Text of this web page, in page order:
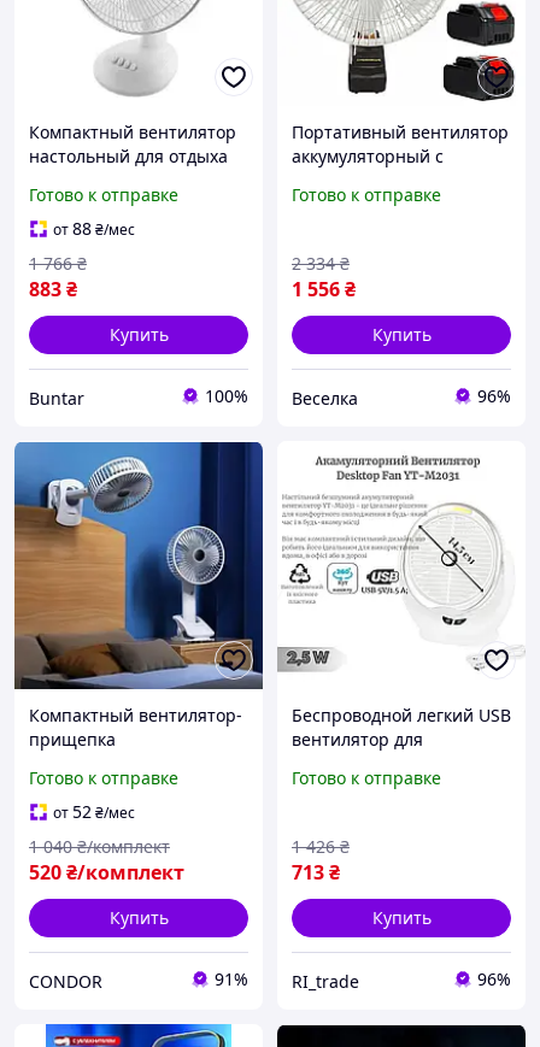
Компактный вентилятор
настольный для отдыха
Готово к отправке
от88₴/мес
883₴
1 766 ₴
Купить
Buntar 100%
Портативный вентилятор
аккумуляторный с
для дачи кемпинга и
Готово к отправке
1 556₴
2 334 ₴
Купить
Веселка 96%
Компактный вентилятор-
прищепка
отдыха на природе
Готово к отправке
от52₴/мес
520₴/комплект
1 040 ₴/комплект
Купить
CONDOR 91%
Беспроводной легкий USB
вентилятор для
природе с длительным
охлаждения воздуха в
жару
Готово к отправке
713₴
1 426 ₴
Купить
RI_trade 96%